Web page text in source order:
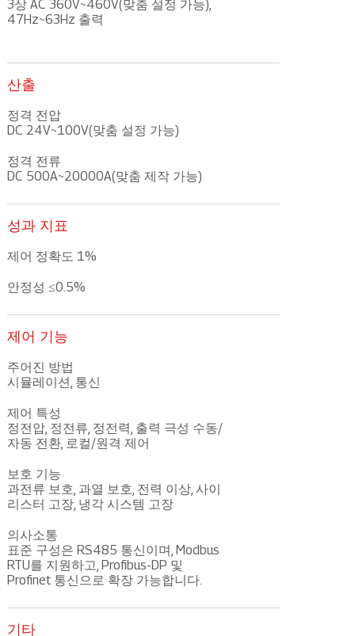
3상 AC 360V~460V(맞춤 설정 가능),
47Hz~63Hz 출력
산출
정격 전압
DC 24V~100V(맞춤 설정 가능)
정격 전류
DC 500A~20000A(맞춤 제작 가능)
성과 지표
제어 정확도 1%
안정성 ≤0.5%
제어 기능
주어진 방법
시뮬레이션, 통신
제어 특성
정전압, 정전류, 정전력, 출력 극성 수동/
자동 전환, 로컬/원격 제어
보호 기능
과전류 보호, 과열 보호, 전력 ​​이상, 사이
리스터 고장, 냉각 시스템 고장
의사소통
표준 구성은 RS485 통신이며, Modbus
RTU를 지원하고, Profibus-DP 및
Profinet 통신으로 확장 가능합니다.
기타